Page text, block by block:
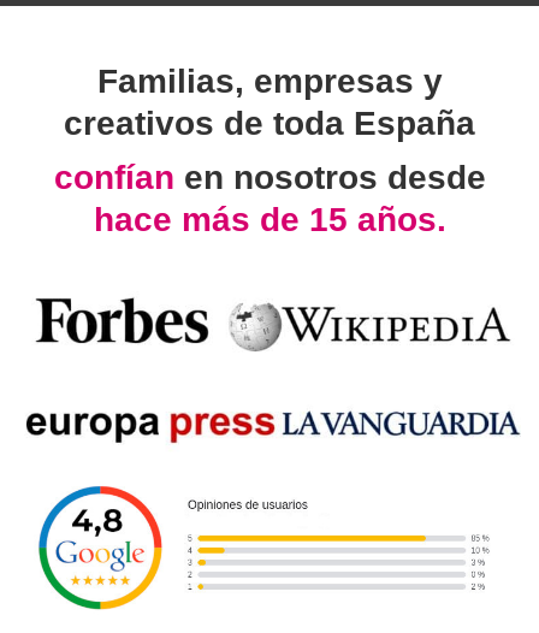
Familias, empresas y
creativos de toda España
confían en nosotros desde
hace más de 15 años.